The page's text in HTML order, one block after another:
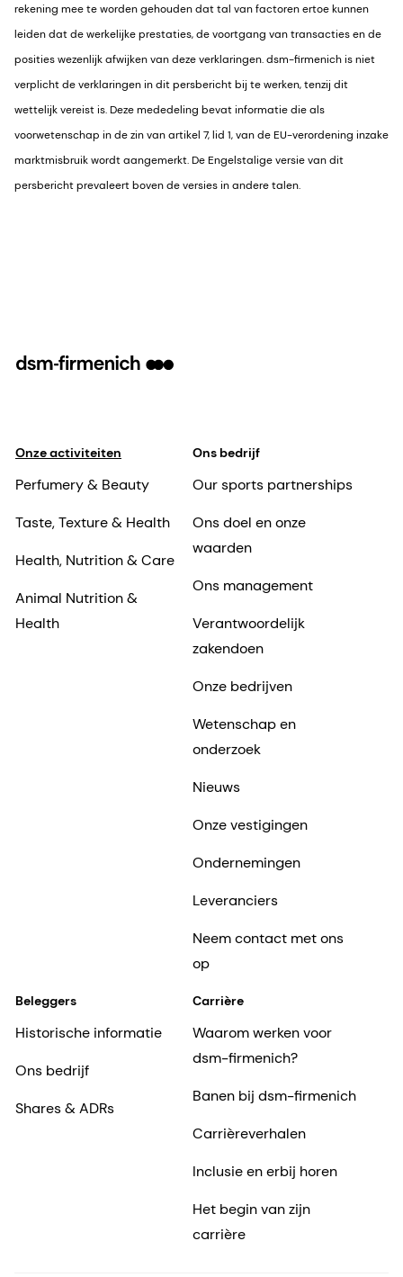
rekening mee te worden gehouden dat tal van factoren ertoe kunnen
leiden dat de werkelijke prestaties, de voortgang van transacties en de
posities wezenlijk afwijken van deze verklaringen. dsm-firmenich is niet
verplicht de verklaringen in dit persbericht bij te werken, tenzij dit
wettelijk vereist is. Deze mededeling bevat informatie die als
voorwetenschap in de zin van artikel 7, lid 1, van de EU-verordening inzake
marktmisbruik wordt aangemerkt. De Engelstalige versie van dit
persbericht prevaleert boven de versies in andere talen.
Onze activiteiten
Perfumery & Beauty
Taste, Texture & Health
Health, Nutrition & Care
Animal Nutrition &
Health
Ons bedrijf
Our sports partnerships
Ons doel en onze
waarden
Ons management
Verantwoordelijk
zakendoen
Onze bedrijven
Wetenschap en
onderzoek
Nieuws
Onze vestigingen
Ondernemingen
Leveranciers
Neem contact met ons
op
Beleggers
Historische informatie
Ons bedrijf
Shares & ADRs
Carrière
Waarom werken voor
dsm-firmenich?
Banen bij dsm-firmenich
Carrièreverhalen
Inclusie en erbij horen
Het begin van zijn
carrière